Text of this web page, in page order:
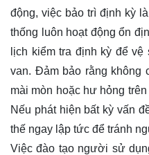
động, việc bảo trì định kỳ
thống luôn hoạt động ổn
lịch kiểm tra định kỳ để
van. Đảm bảo rằng không
mài mòn hoặc hư hỏng
Nếu phát hiện bất kỳ vấn
thế ngay lập tức để tránh
Việc đào tạo người sử